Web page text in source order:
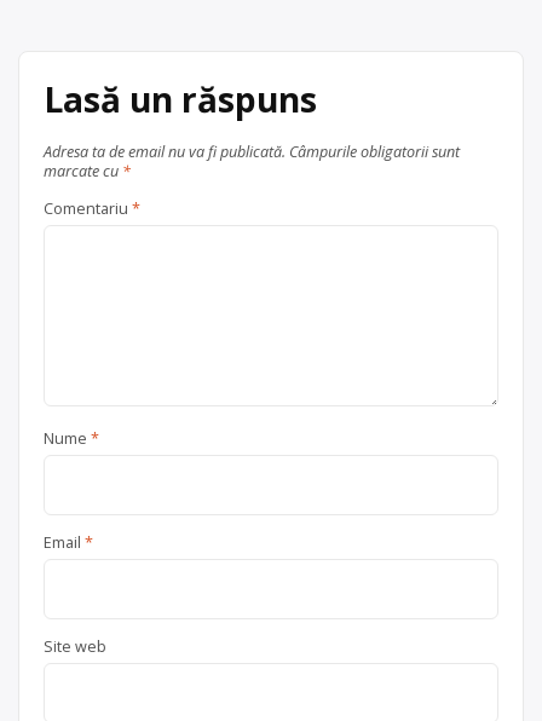
jud. Salaj
electrocasnice (DEEE) , în
județul Sălaj
Lasă un răspuns
Adresa ta de email nu va fi publicată. Câmpurile obligatorii sunt
marcate cu *
Comentariu *
Nume *
Email *
Site web